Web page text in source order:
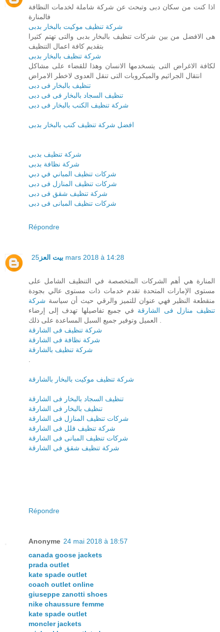
اذا كنت من سكان دبى وتبحث عن شركة شاملة لخدمات النظافة
فالمنارة
شركة تنظيف موكيت بالبخار بدبى
هى الافضل من بين شركات تنظيف بالبخار بدبى والتى تهتم كثيرا
بتقديم كافة اعمال التنظيف
شركة تنظيف بالبخار بدبى
لكافة الاغراض التى يتسخدمها الانسان وهذا للقضاء على مشاكل
انتقال الجراثيم والميكروبات التى تنقل العدوى لاخطر الامراض
تنظيف بالبخار فى دبى
تنظيف السجاد بالبخار فى فى دبى
شركة تنظيف الكنب بالبخار فى دبى
افضل شركة تنظيف كنب بالبخار بدبى
شركة تنظيف بدبى
شركة نظافة بدبى
شركات تنظيف المباني في دبي
شركات تنظيف المنازل فى دبى
شركة تنظيف شقق فى دبى
شركات تنظيف المبانى فى دبى
Répondre
بيت العز 25 mars 2018 à 14:28
المنارة هي أهم الشركات المتخصصة في التنظيف الشامل على
مستوى الإمارات المتحدة تقدم خدمات ذات مستوى عالي بجودة
منقطعة النظير فهي عنوان للتميز والرقي حيث أن سياسة شركة
تنظيف منازل فى الشارقة في جميع تفاصيلها تهدف إلى إرضاء
شركة تنظيف فى الشارقة
شركة نظافة فى الشارقة
شركة تنظيف بالشارقة
شركة تنظيف موكيت بالبخار بالشارقة
تنظيف السجاد بالبخار فى الشارقة
تنظيف بالبخار فى الشارقة
شركات تنظيف المنازل فى الشارقة
شركة تنظيف فلل فى الشارقة
شركات تنظيف المبانى فى الشارقة
شركة تنظيف شقق فى الشارقة
Répondre
Anonyme 24 mai 2018 à 18:57
canada goose jackets
prada outlet
kate spade outlet
coach outlet online
giuseppe zanotti shoes
nike chaussure femme
kate spade outlet
moncler jackets